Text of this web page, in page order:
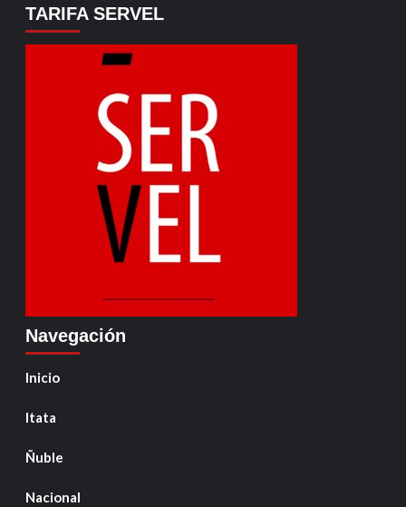
TARIFA SERVEL
Navegación
Inicio
Itata
Ñuble
Nacional